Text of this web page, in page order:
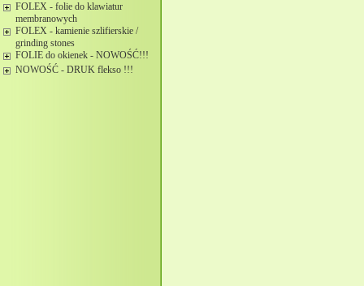
FOLEX - folie do klawiatur
membranowych
FOLEX - kamienie szlifierskie /
grinding stones
FOLIE do okienek - NOWOŚĆ!!!
NOWOŚĆ - DRUK flekso !!!